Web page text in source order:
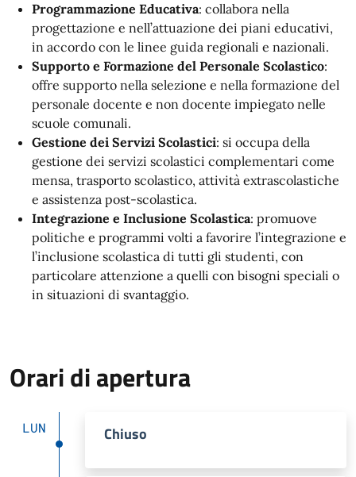
Programmazione Educativa: collabora nella
progettazione e nell’attuazione dei piani educativi,
in accordo con le linee guida regionali e nazionali.
Supporto e Formazione del Personale Scolastico:
offre supporto nella selezione e nella formazione del
personale docente e non docente impiegato nelle
scuole comunali.
Gestione dei Servizi Scolastici: si occupa della
gestione dei servizi scolastici complementari come
mensa, trasporto scolastico, attività extrascolastiche
e assistenza post-scolastica.
Integrazione e Inclusione Scolastica: promuove
politiche e programmi volti a favorire l’integrazione e
l’inclusione scolastica di tutti gli studenti, con
particolare attenzione a quelli con bisogni speciali o
in situazioni di svantaggio.
Orari di apertura
LUN Chiuso